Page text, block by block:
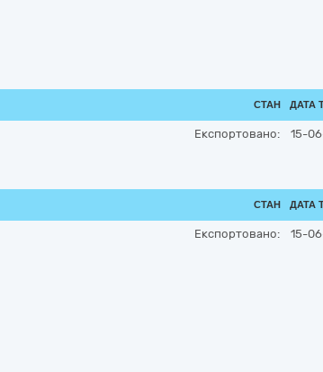
СТАН ДАТА
Експортовано: 15-
СТАН ДАТА
Експортовано: 15-